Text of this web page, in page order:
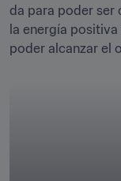
da para poder ser
la energía
poder alcanzar el